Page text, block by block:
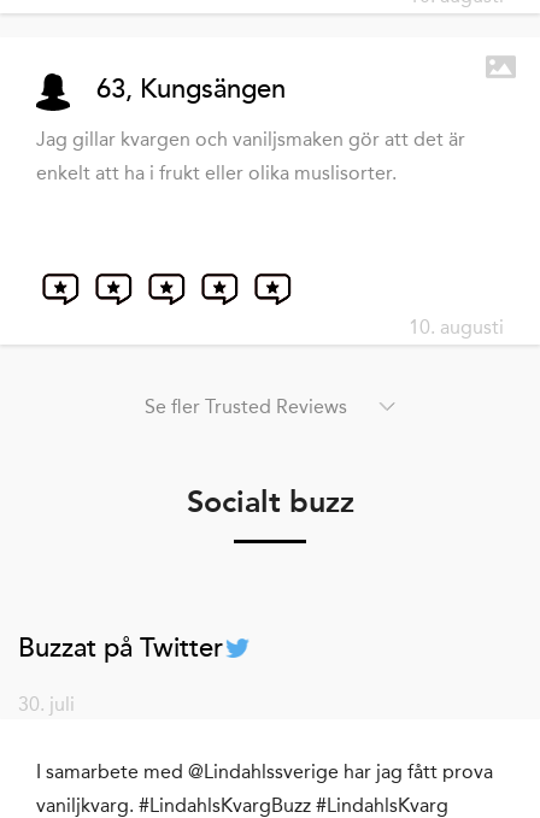
63, Kungsängen
Jag gillar kvargen och vaniljsmaken gör att det är
enkelt att ha i frukt eller olika muslisorter.
10. augusti
Se fler Trusted Reviews
Socialt buzz
Buzzat på Twitter
30. juli
I samarbete med @Lindahlssverige har jag fått prova
vaniljkvarg. #LindahlsKvargBuzz #LindahlsKvarg